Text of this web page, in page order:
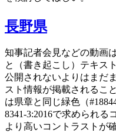
長野県
知事記者会見などの動画
と（書き起こし）テキス
公開されないよりはまだ
スト情報が掲載されるこ
は県章と同じ緑色（
8341-3:2016で求められる
より高いコントラストが